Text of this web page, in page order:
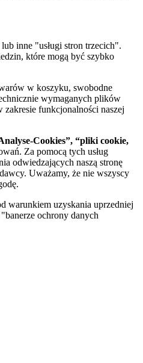
inne "usługi stron trzecich".
które mogą być szybko
w koszyku, swobodne
wymaganych plików
funkcjonalności naszej
Cookies”, “pliki cookie,
Za pomocą tych usług
odwiedzających naszą stronę
Uważamy, że nie wszyscy
warunkiem uzyskania uprzedniej
ochrony danych